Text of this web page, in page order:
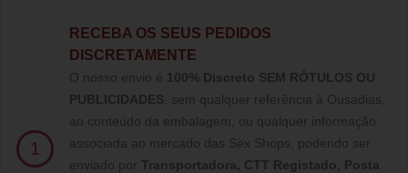
1
RECEBA OS SEUS PEDIDOS
DISCRETAMENTE
O nosso envio é 100% Discreto SEM RÓTULOS OU
PUBLICIDADES , sem qualquer referência à Ousadias,
ao conteúdo da embalagem, ou qualquer informação
associada ao mercado das Sex Shops, podendo ser
enviado por Transportadora, CTT Registado, Posta